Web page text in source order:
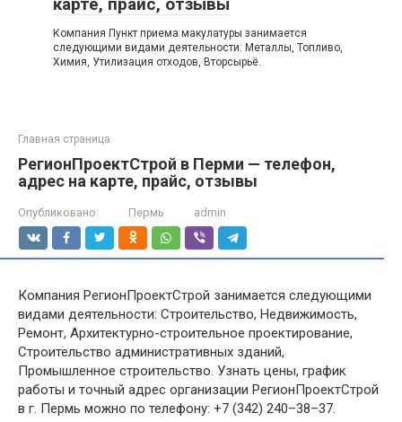
Компания Пункт приема макулатуры занимается
следующими видами деятельности: Металлы, Топливо,
Химия, Утилизация отходов, Вторсырьё.
Главная страница
РегионПроектСтрой в Перми — телефон,
адрес на карте, прайс, отзывы
Опубликовано: Пермь admin
Компания РегионПроектСтрой занимается следующими
видами деятельности: Строительство, Недвижимость,
Ремонт, Архитектурно-строительное проектирование,
Строительство административных зданий,
Промышленное строительство. Узнать цены, график
работы и точный адрес организации РегионПроектСтрой
в г. Пермь можно по телефону: +7 (342) 240–38–37.